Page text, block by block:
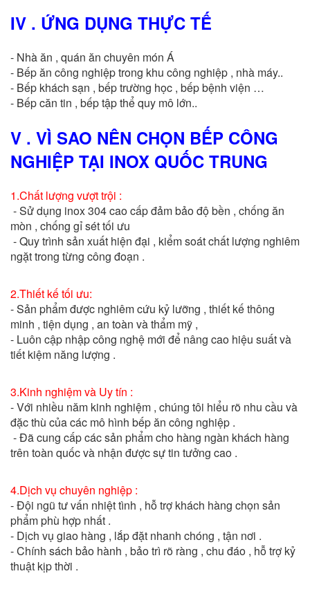
IV . ỨNG DỤNG THỰC TẾ
- Nhà ăn , quán ăn chuyên món Á
- Bếp ăn công nghiệp trong khu công nghiệp , nhà máy..
- Bếp khách sạn , bếp trường học , bếp bệnh viện …
- Bếp căn tin , bếp tập thể quy mô lớn..
V . VÌ SAO NÊN CHỌN BẾP CÔNG
NGHIỆP TẠI INOX QUỐC TRUNG
1.Chất lượng vượt trội :
- Sử dụng inox 304 cao cấp đảm bảo độ bền , chống ăn
mòn , chống gỉ sét tối ưu
- Quy trình sản xuất hiện đại , kiểm soát chất lượng nghiêm
ngặt trong từng công đoạn .
2.Thiết kế tối ưu:
- Sản phẩm được nghiêm cứu kỷ lưỡng , thiết kế thông
minh , tiện dụng , an toàn và thẩm mỹ ,
- Luôn cập nhập công nghệ mới để nâng cao hiệu suất và
tiết kiệm năng lượng .
3.Kinh nghiệm và Uy tín :
- Với nhiều năm kinh nghiệm , chúng tôi hiểu rõ nhu cầu và
đặc thù của các mô hình bếp ăn công nghiệp .
- Đã cung cấp các sản phẩm cho hàng ngàn khách hàng
trên toàn quốc và nhận được sự tin tưởng cao .
4.Dịch vụ chuyên nghiệp :
- Đội ngũ tư vấn nhiệt tình , hỗ trợ khách hàng chọn sản
phẩm phù hợp nhất .
- Dịch vụ giao hàng , lắp đặt nhanh chóng , tận nơi .
- Chính sách bảo hành , bảo trì rõ ràng , chu đáo , hỗ trợ kỷ
thuật kịp thời .